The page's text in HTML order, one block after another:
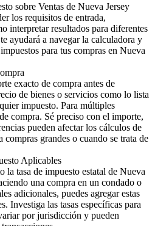
sobre Ventas de Nueva Jersey
los requisitos de entrada,
interpretar resultados para diferentes
ayudará a navegar la calculadora y
para tus compras en Nueva
exacto de compra antes de
de bienes o servicios como lo lista
impuesto. Para múltiples
compra. Sé preciso con el importe,
pueden afectar los cálculos de
compras grandes o cuando se trata de
Aplicables
la tasa de impuesto estatal de Nueva
una compra en un condado o
adicionales, puedes agregar estas
Investiga las tasas específicas para
por jurisdicción y pueden